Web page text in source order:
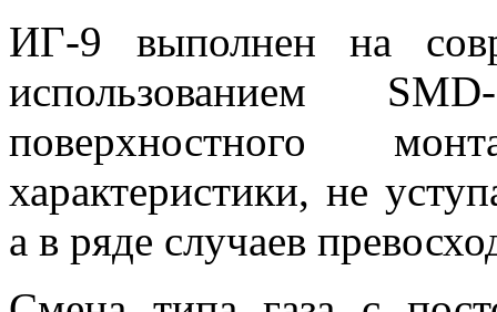
ИГ-9 выполнен на
использованием
поверхностного
характеристики, не
а в ряде случаев